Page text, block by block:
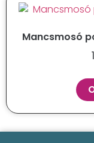
Mancsmosó